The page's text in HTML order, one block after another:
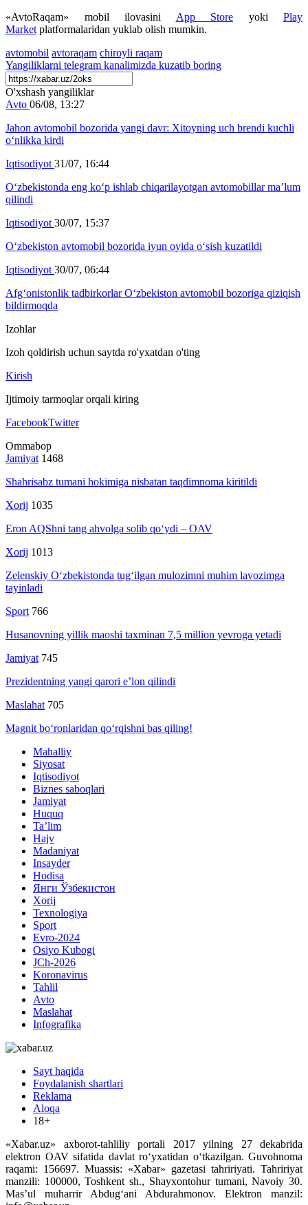
«AvtoRaqam» mobil ilovasini App Store yoki Play
Market platformalaridan yuklab olish mumkin.
avtomobil avtoraqam chiroyli raqam
Yangiliklarni telegram kanalimizda kuzatib boring
O'xshash yangiliklar
Avto 06/08, 13:27
Jahon avtomobil bozorida yangi davr: Xitoyning uch brendi kuchli
o‘nlikka kirdi
Iqtisodiyot 31/07, 16:44
O‘zbekistonda eng ko‘p ishlab chiqarilayotgan avtomobillar ma’lum
qilindi
Iqtisodiyot 30/07, 15:37
O‘zbekiston avtomobil bozorida iyun oyida o‘sish kuzatildi
Iqtisodiyot 30/07, 06:44
Afg‘onistonlik tadbirkorlar O‘zbekiston avtomobil bozoriga qiziqish
bildirmoqda
Izohlar
Izoh qoldirish uchun saytda ro'yxatdan o'ting
Kirish
Ijtimoiy tarmoqlar orqali kiring
FacebookTwitter
Ommabop
Jamiyat 1468
Shahrisabz tumani hokimiga nisbatan taqdimnoma kiritildi
Xorij 1035
Eron AQShni tang ahvolga solib qo‘ydi – OAV
Xorij 1013
Zelenskiy O‘zbekistonda tug‘ilgan mulozimni muhim lavozimga
tayinladi
Sport 766
Husanovning yillik maoshi taxminan 7,5 million yevroga yetadi
Jamiyat 745
Prezidentning yangi qarori e’lon qilindi
Maslahat 705
Magnit bo‘ronlaridan qo‘rqishni bas qiling!
Mahalliy
Siyosat
Iqtisodiyot
Biznes saboqlari
Jamiyat
Huquq
Ta’lim
Hajv
Madaniyat
Insayder
Hodisa
Янги Ўзбекистон
Xorij
Texnologiya
Sport
Evro-2024
Osiyo Kubogi
JCh-2026
Koronavirus
Tahlil
Avto
Maslahat
Infografika
Sayt haqida
Foydalanish shartlari
Reklama
Aloqa
18+
«Xabar.uz» axborot-tahliliy portali 2017 yilning 27 dekabrida
elektron OAV sifatida davlat ro‘yxatidan o‘tkazilgan. Guvohnoma
raqami: 156697. Muassis: «Xabar» gazetasi tahririyati. Tahririyat
manzili: 100000, Toshkent sh., Shayxontohur tumani, Navoiy 30.
Mas’ul muharrir Abdug‘ani Abdurahmonov. Elektron manzil: